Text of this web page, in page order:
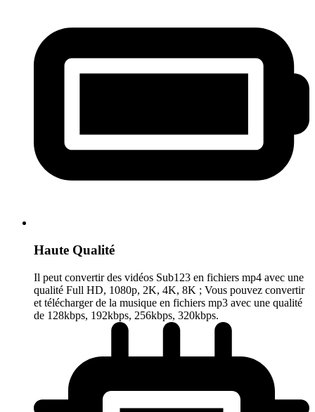
Haute Qualité
Il peut convertir des vidéos Sub123 en fichiers mp4 avec une
qualité Full HD, 1080p, 2K, 4K, 8K ; Vous pouvez convertir
et télécharger de la musique en fichiers mp3 avec une qualité
de 128kbps, 192kbps, 256kbps, 320kbps.